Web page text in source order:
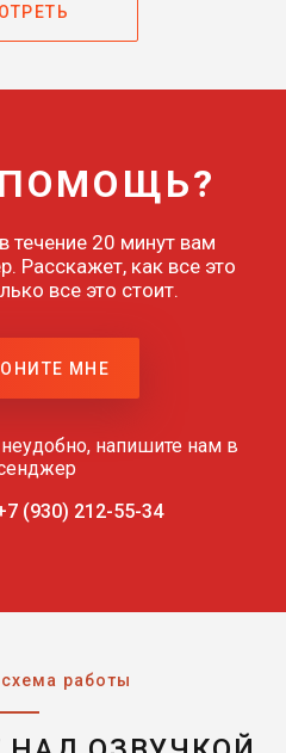
течение 20 минут вам
Расскажет, как все это
все это стоит.
МНЕ
напишите нам в
(930) 212-55-34
работы